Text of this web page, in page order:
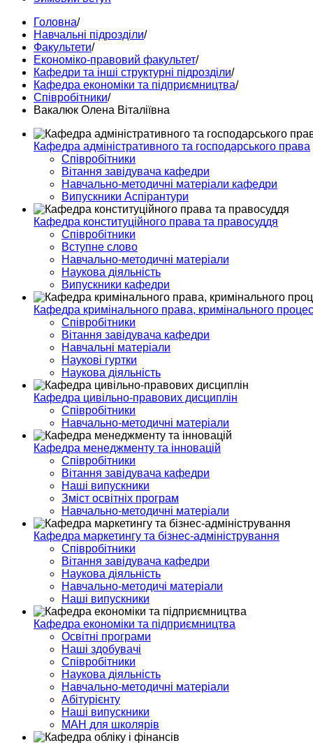
Головна/
Навчальні підрозділи/
Факультети/
Економіко-правовий факультет/
Кафедри та інші структурні підрозділи/
Кафедра економіки та підприємництва/
Співробітники/
Вакалюк Олена Віталіївна
Кафедра адміністративного та господарського права
Співробітники
Вітання завідувача кафедри
Навчально-методичні матеріали кафедри
Випускники Аспірантури
Кафедра конституційного права та правосуддя
Співробітники
Вступне слово
Навчально-методичні матеріали
Наукова діяльність
Випускники кафедри
Кафедра кримінального права, кримінального
Співробітники
Вітання завідувача кафедри
Навчальні матеріали
Наукові гуртки
Наукова діяльність
Кафедра цивільно-правових дисциплін
Співробітники
Навчально-методичні матеріали
Кафедра менеджменту та інновацій
Співробітники
Вітання завідувача кафедри
Наші випускники
Зміст освітніх програм
Навчально-методичні матеріали
Кафедра маркетингу та бізнес-адміністрування
Співробітники
Вітання завідувача кафедри
Наукова діяльність
Навчально-методичі матеріали
Наші випускники
Кафедра економіки та підприємництва
Освітні програми
Наші здобувачі
Співробітники
Наукова діяльність
Навчально-методичні матеріали
Абітурієнту
Наші випускники
МАН для школярів